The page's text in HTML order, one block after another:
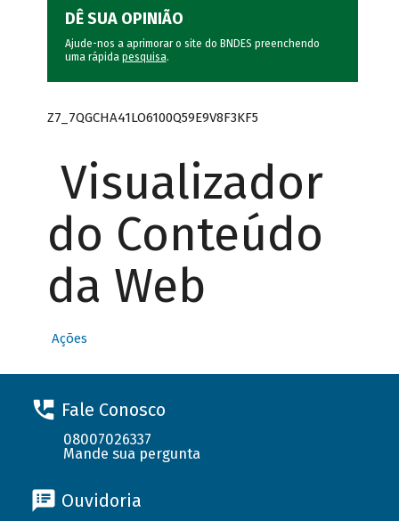
DÊ SUA OPINIÃO
Ajude-nos a aprimorar o site do BNDES preenchendo
uma rápida pesquisa.
Z7_7QGCHA41LO6100Q59E9V8F3KF5
Visualizador
do Conteúdo
da Web
Ações
Fale Conosco
08007026337
Mande sua pergunta
Ouvidoria